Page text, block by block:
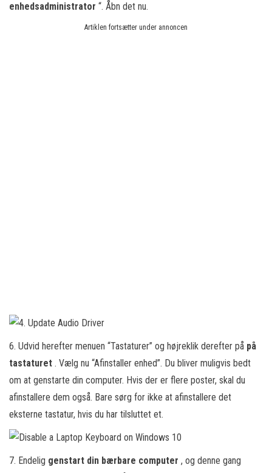
enhedsadministrator “. Åbn det nu.
Artiklen fortsætter under annoncen
6. Udvid herefter menuen “Tastaturer” og højreklik derefter på på
tastaturet . Vælg nu “Afinstaller enhed”. Du bliver muligvis bedt
om at genstarte din computer. Hvis der er flere poster, skal du
afinstallere dem også. Bare sørg for ikke at afinstallere det
eksterne tastatur, hvis du har tilsluttet et.
7. Endelig genstart din bærbare computer , og denne gang